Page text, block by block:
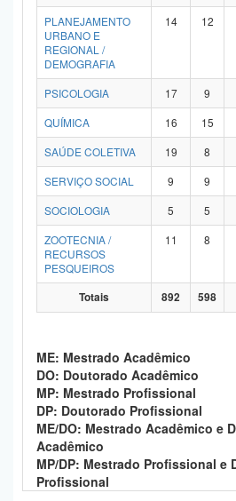
PLANEJAMENTO
URBANO E
REGIONAL /
DEMOGRAFIA
14 12
PSICOLOGIA 17 9
QUÍMICA
16 15
SAÚDE COLETIVA
19 8
SERVIÇO SOCIAL
9 9
SOCIOLOGIA
5 5
ZOOTECNIA /
RECURSOS
PESQUEIROS
11 8
Totais 892 598
ME: Mestrado Acadêmico
DO: Doutorado Acadêmico
MP: Mestrado Profissional
DP: Doutorado Profissional
ME/DO: Mestrado Acadêmico e
Acadêmico
MP/DP: Mestrado Profissional e
Profissional